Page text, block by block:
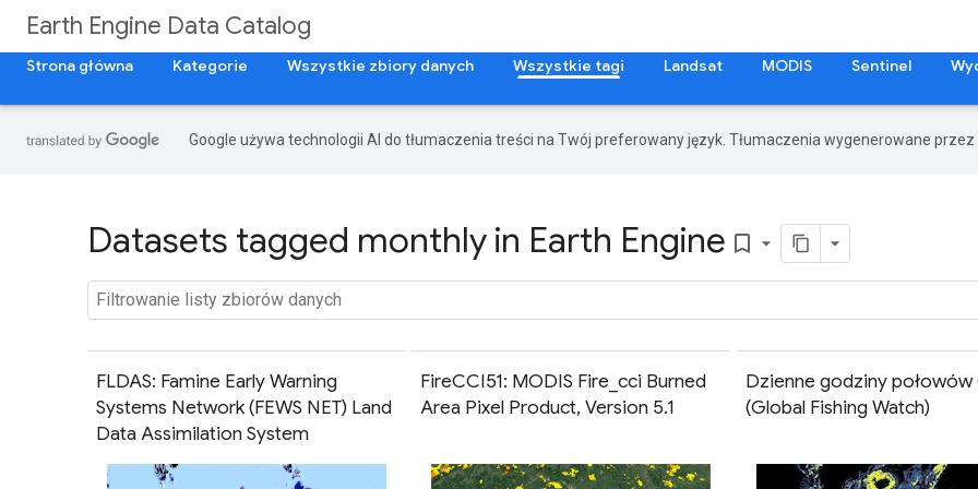
Earth Engine Data Catalog
Strona główna Kategorie Wszystkie zbiory danych Wszystkie tagi Landsat MODIS Sentinel
Google używa technologii AI do tłumaczenia treści na Twój preferowany język. Tłumaczenia wygenerowane przez
Datasets tagged monthly in Earth Engine bookmark_border
FLDAS: Famine Early Warning
Systems Network (FEWS NET) Land
Data Assimilation System
FireCCI51: MODIS Fire_cci Burned
Area Pixel Product, Version 5.1
Dzienne godziny połowów
(Global Fishing Watch)